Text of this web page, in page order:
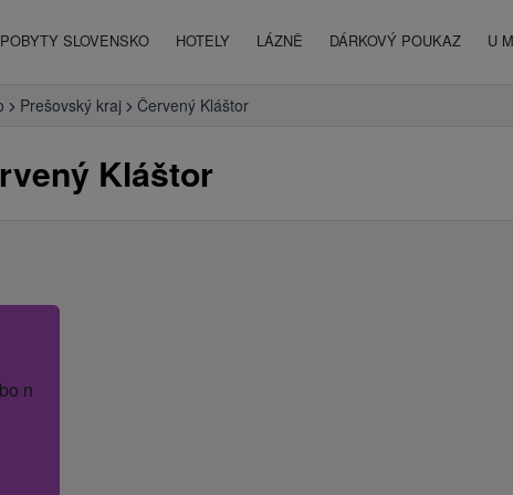
POBYTY SLOVENSKO HOTELY LÁZNĚ DÁRKOVÝ POUKAZ U
Prešovský kraj Červený Kláštor
Kláštor
název hotelu.